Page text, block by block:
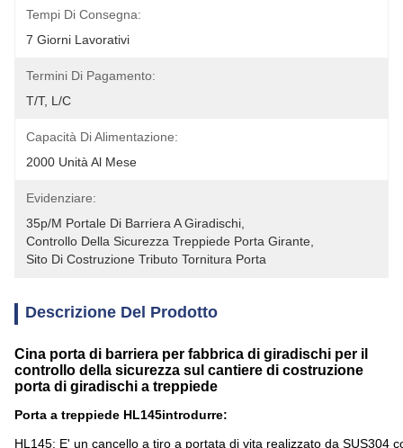
Tempi Di Consegna:
7 Giorni Lavorativi
Termini Di Pagamento:
T/T, L/C
Capacità Di Alimentazione:
2000 Unità Al Mese
Evidenziare:
35p/m Portale Di Barriera A Giradischi
Controllo Della Sicurezza Treppiede Porta Girante
Sito Di Costruzione Tributo Tornitura Porta
Descrizione Del Prodotto
Cina porta di barriera per fabbrica di giradischi per il
controllo della sicurezza sul cantiere di costruzione
porta di giradischi a treppiede
Porta a treppiede HL145introdurre:
HL145: E' un cancello a tiro a portata di vita realizzato da SUS304